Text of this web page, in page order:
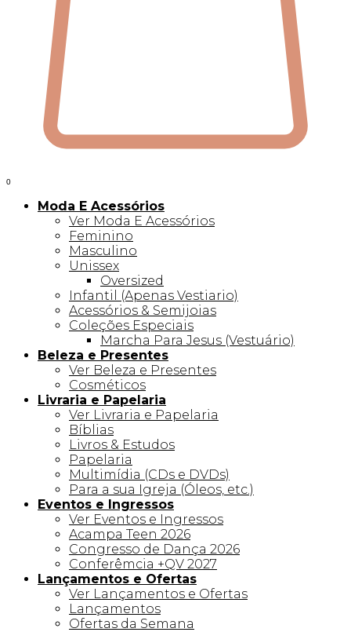
0
Moda E Acessórios
Ver Moda E Acessórios
Feminino
Masculino
Unissex
Oversized
Infantil (Apenas Vestiario)
Acessórios & Semijoias
Coleções Especiais
Marcha Para Jesus (Vestuário)
Beleza e Presentes
Ver Beleza e Presentes
Cosméticos
Livraria e Papelaria
Ver Livraria e Papelaria
Bíblias
Livros & Estudos
Papelaria
Multimídia (CDs e DVDs)
Para a sua Igreja (Óleos, etc.)
Eventos e Ingressos
Ver Eventos e Ingressos
Acampa Teen 2026
Congresso de Dança 2026
Conferêmcia +QV 2027
Lançamentos e Ofertas
Ver Lançamentos e Ofertas
Lançamentos
Ofertas da Semana